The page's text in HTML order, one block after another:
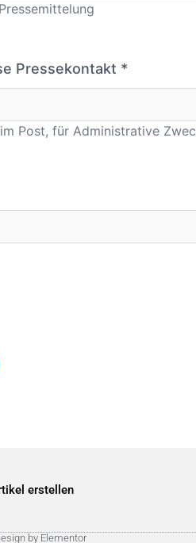
Pressekontakt *
Post, für Administrative
erstellen
by Elementor